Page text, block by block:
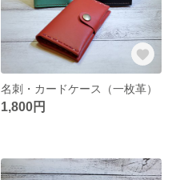
名刺・カードケース（一枚革）
1,800円